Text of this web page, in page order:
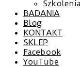
BADANIA
Blog
KONTAKT
SKLEP
Facebook
YouTube